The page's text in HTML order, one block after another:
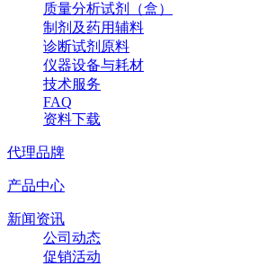
质量分析试剂（盒）
制剂及药用辅料
诊断试剂原料
仪器设备与耗材
技术服务
FAQ
资料下载
代理品牌
产品中心
新闻资讯
公司动态
促销活动